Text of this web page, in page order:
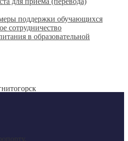
поддержки обучающихся
сотрудничество
в образовательной